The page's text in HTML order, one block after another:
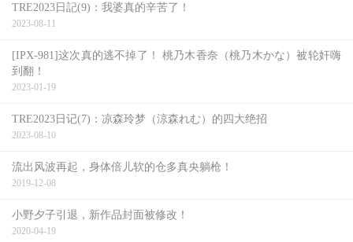
我们认为两个蜘蛛人依旧身处在某些黑暗里是很棒的想法，
你打败坏蛋，他们将会一起经历一些事情，我们试图写出真
正忠于这些角色、那些故事和那些世界的人物，而不是单纯
如这两位编剧所说，三代同堂的概念不仅仅是一个情怀、服
务粉丝的大聚会，他们重新省思了这三个角色若在一起会产
生的火花，他们该如何面对不同时空的自己，而这三个人的
合作如何凝聚成一个兄弟情谊？安德鲁真的演活了一个二哥
的样子，那时我们真的开始认真觉得『喔！他是二哥！』你
TRE2023日記(9)：我婆真的辛苦了！
2023-08-11
[IPX-981]这次真的逃不掉了！ 桃乃木香奈（桃乃木かな）被轮奸嗨
到翻！
2023-01-19
TRE2023日记(7)：凉森玲梦（涼森れむ）的四大绝招
2023-08-10
流出风波再起，身体倍儿软的仓多真央躺枪！
2019-12-08
小野夕子引退，新作品封面被修改！
2020-04-19